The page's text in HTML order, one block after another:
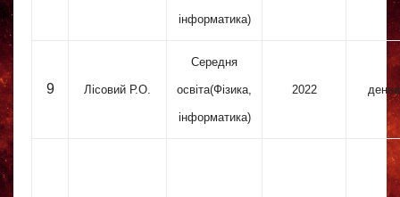
інформатика)
9 Лісовий Р.О.
Середня
освіта(Фізика,
інформатика)
2022 денна